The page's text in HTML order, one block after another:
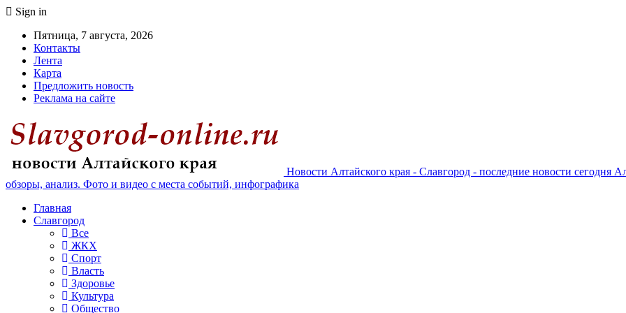
Sign in
Пятница, 7 августа, 2026
Контакты
Лента
Карта
Предложить новость
Реклама на сайте
Новости Алтайского края - Славгород - последние новости сегодня
обзоры, анализ. Фото и видео с места событий, инфографика
Главная
Славгород
Все
ЖКХ
Спорт
Власть
Здоровье
Культура
Общество